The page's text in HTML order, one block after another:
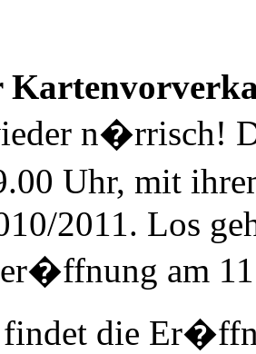
n�rrisch!
Uhr, mit
2011. Los
am
die